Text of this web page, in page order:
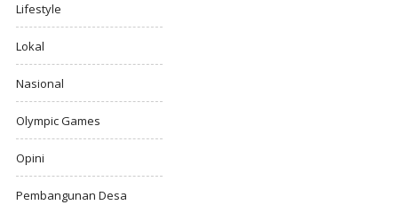
Lifestyle
Lokal
Nasional
Olympic Games
Opini
Pembangunan Desa